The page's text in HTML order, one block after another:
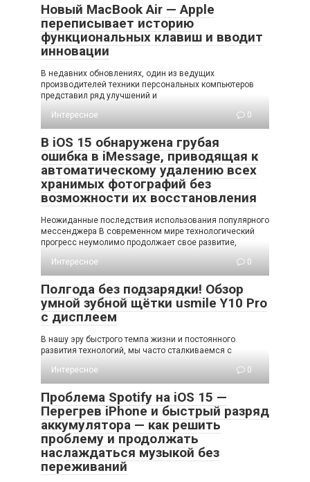
Новый MacBook Air — Apple
переписывает историю
функциональных клавиш и вводит
инновации
В недавних обновлениях, один из ведущих
производителей техники персональных компьютеров
представил ряд улучшений и
Интересное
0
В iOS 15 обнаружена грубая
ошибка в iMessage, приводящая к
автоматическому удалению всех
хранимых фотографий без
возможности их восстановления
Неожиданные последствия использования популярного
мессенджера В современном мире технологический
прогресс неумолимо продолжает свое развитие,
Интересное
0
Полгода без подзарядки! Обзор
умной зубной щётки usmile Y10 Pro
с дисплеем
В нашу эру быстрого темпа жизни и постоянного
развития технологий, мы часто сталкиваемся с
Интересное
0
Проблема Spotify на iOS 15 —
Перегрев iPhone и быстрый разряд
аккумулятора — как решить
проблему и продолжать
наслаждаться музыкой без
переживаний